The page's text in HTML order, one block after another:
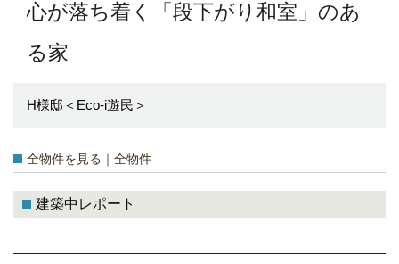
心が落ち着く「段下がり和室」のあ
る家
H様邸＜Eco-i遊民＞
全物件を見る｜全物件
建築中レポート